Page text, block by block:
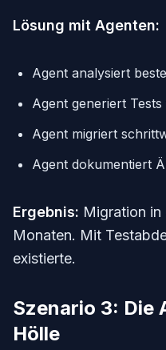
Lösung mit Agenten:
Agent analysiert
Agent generiert
Agent migriert
Agent dokumentiert
Ergebnis: Migration in
Monaten. Mit
existierte.
Szenario 3: Die
Hölle